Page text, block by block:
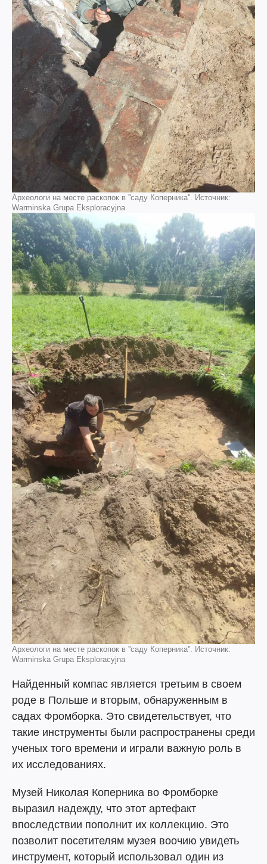
Археологи на месте раскопок в ''саду Коперника''. Источник:
Warminska Grupa Eksploracyjna
Археологи на месте раскопок в ''саду Коперника''. Источник:
Warminska Grupa Eksploracyjna
Найденный компас является третьим в своем
роде в Польше и вторым, обнаруженным в
садах Фромборка. Это свидетельствует, что
такие инструменты были распространены среди
ученых того времени и играли важную роль в
их исследованиях.
Музей Николая Коперника во Фромборке
выразил надежду, что этот артефакт
впоследствии пополнит их коллекцию. Это
позволит посетителям музея воочию увидеть
инструмент, который использовал один из